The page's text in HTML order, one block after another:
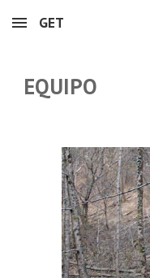
Skip to main content
GET
EQUIPO